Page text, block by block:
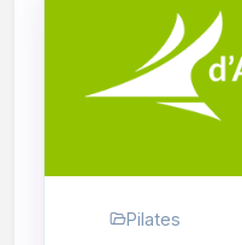
Pilates